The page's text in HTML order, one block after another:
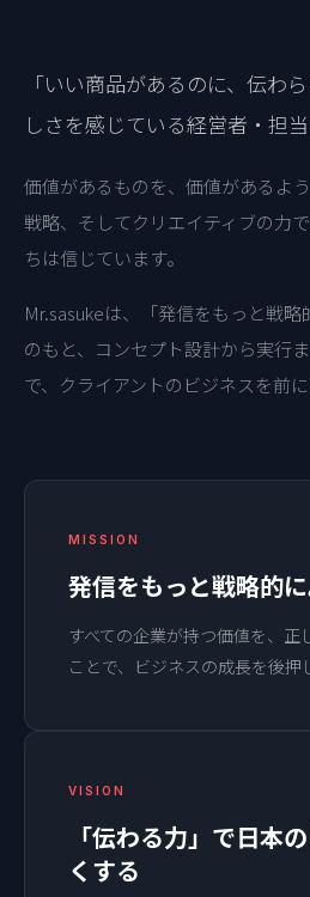
「いい商品があるのに、伝わ
しさを感じている経営者・担
価値があるものを、価値があるよ
戦略、そしてクリエイティブの力
ちは信じています。
Mr.sasukeは、「発信をもっと戦
のもと、コンセプト設計から実行
で、クライアントのビジネスを前に
MISSION
発信をもっと戦略的に
すべての企業が持つ価値を、正
ことで、ビジネスの成長を後押
VISION
「伝わる力」で日本
くする